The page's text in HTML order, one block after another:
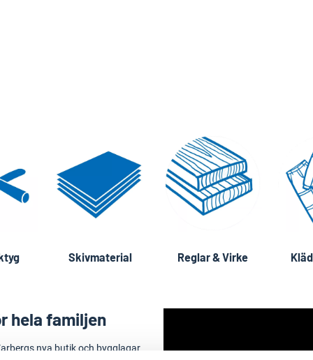
Skivmaterial Reglar & Virke
hela familjen
nya butik och bygglagar